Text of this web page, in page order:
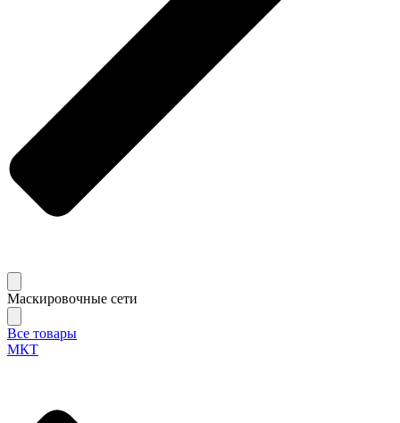
Маскировочные сети
Все товары
МКТ